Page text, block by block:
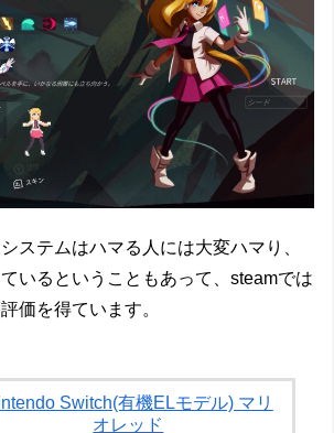
ステムはハマる人には大変ハマり、
いるということもあって、steamでは
価を得ています。
Switch(有機ELモデル) マリ
オレッド